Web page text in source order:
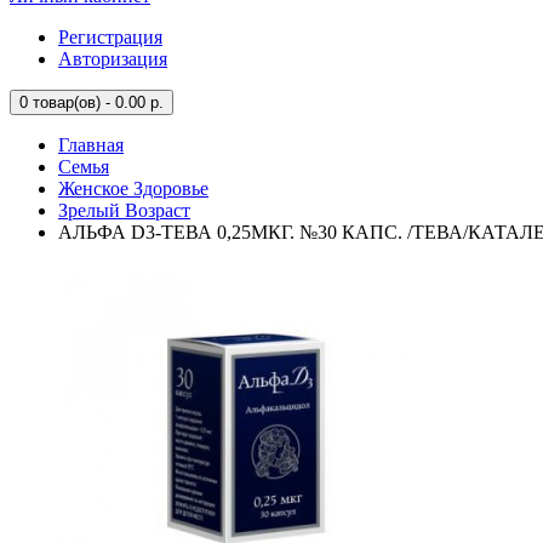
Регистрация
Авторизация
0 товар(ов) - 0.00 р.
Главная
Семья
Женское Здоровье
Зрелый Возраст
АЛЬФА D3-ТЕВА 0,25МКГ. №30 КАПС. /ТЕВА/